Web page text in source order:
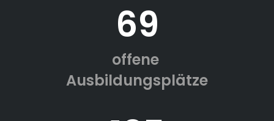
69
offene
Ausbildungsplätze